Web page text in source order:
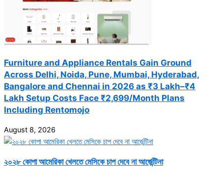
Furniture and Appliance Rentals Gain Ground
Across Delhi, Noida, Pune, Mumbai, Hyderabad,
Bangalore and Chennai in 2026 as ₹3 Lakh–₹4
Lakh Setup Costs Face ₹2,699/Month Plans
Including Rentomojo
August 8, 2026
২০২৮ কোপা আমেরিকা খেলতে মেসিকে চাপ দেবে না আর্জেন্টিনা